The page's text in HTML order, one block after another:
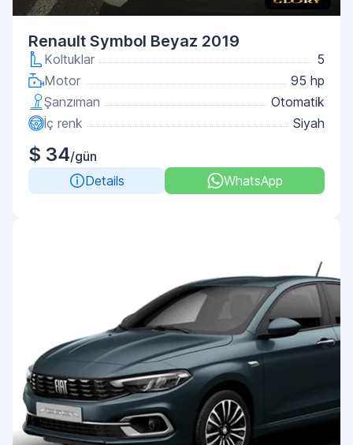
Renault Symbol Beyaz 2019
Koltuklar
5
Motor
95 hp
Şanzıman
Otomatik
İç renk
Siyah
$ 34/gün
Details
WhatsApp